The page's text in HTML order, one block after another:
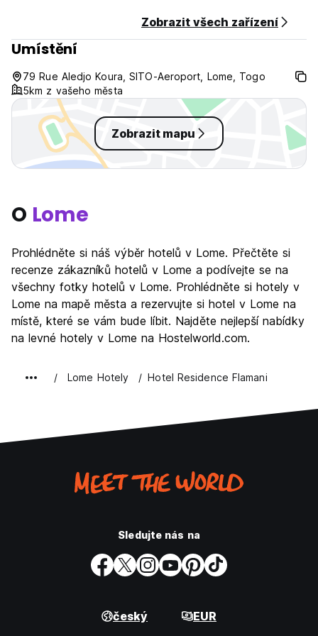
Všeobecné:
Žádný zákaz vycházení.
Vhodné pro děti. Maximálně 2 děti do 12 let mohou s rodiči
zůstat zdarma.
Další host na pokoji je za 10 000 XOF. (Auto-translated from
original language)
Zobrazit všech zařízení
Umístění
79 Rue Aledjo Koura, SITO-Aeroport, Lome, Togo
5km z vašeho města
Zobrazit mapu
O Lome
Prohlédněte si náš výběr hotelů v Lome. Přečtěte si
recenze zákazníků hotelů v Lome a podívejte se na
všechny fotky hotelů v Lome. Prohlédněte si hotely v
Lome na mapě města a rezervujte si hotel v Lome na
místě, které se vám bude líbit. Najděte nejlepší nabídky
na levné hotely v Lome na Hostelworld.com.
Lome Hotely Hotel Residence Flamani
Sledujte nás na
český EUR